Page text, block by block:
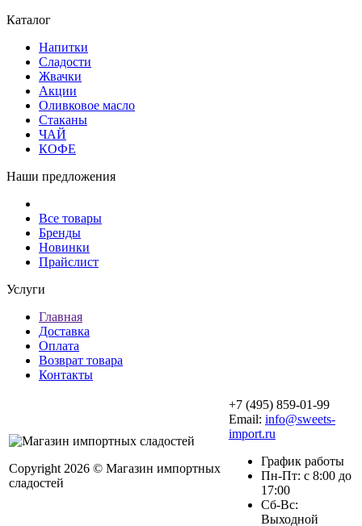
Каталог
Напитки
Сладости
Жвачки
Акции
Оливковое масло
Стаканы
ЧАЙ
КОФЕ
Наши предложения
Все товары
Бренды
Новинки
Прайслист
Услуги
Главная
Доставка
Оплата
Возврат товара
Контакты
Copyright 2026 © Магазин импортных
сладостей
+7 (495) 859-01-99
Email: info@sweets-
import.ru
График работы
Пн-Пт: с 8:00 до
17:00
Сб-Вс:
Выходной